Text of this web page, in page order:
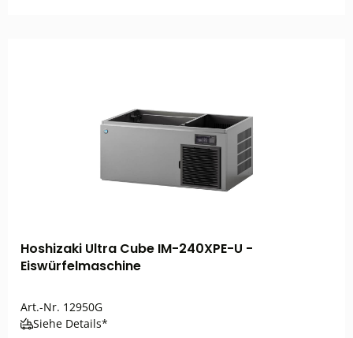
Hoshizaki Ultra Cube IM-240XPE-U -
Eiswürfelmaschine
Art.-Nr. 12950G
Siehe Details*